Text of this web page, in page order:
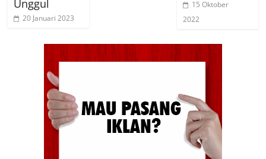
Unggul
20 Januari 2023
15 Oktober
2022